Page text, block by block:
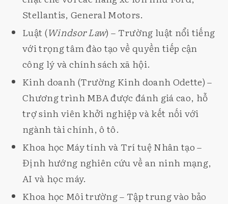
Stellantis, General Motors.
Luật (Windsor Law) – Trường luật nổi tiếng
với trọng tâm đào tạo về quyền tiếp cận
công lý và chính sách xã hội.
Kinh doanh (Trường Kinh doanh Odette) –
Chương trình MBA được đánh giá cao, hỗ
trợ sinh viên khởi nghiệp và kết nối với
ngành tài chính, ô tô.
Khoa học Máy tính và Trí tuệ Nhân tạo –
Định hướng nghiên cứu về an ninh mạng,
AI và học máy.
Khoa học Môi trường – Tập trung vào bảo